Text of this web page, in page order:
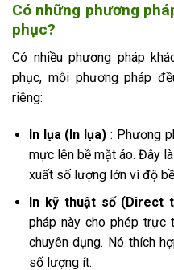
Có những phương
phục?
Có nhiều phương pháp
phục, mỗi phương pháp
riêng:
In lụa (In lụa) : Phương
mực lên bề mặt áo. Đây
xuất số lượng lớn vì độ
In kỹ thuật số (Direct
pháp này cho phép trực
chuyên dụng. Nó thích
số lượng ít.